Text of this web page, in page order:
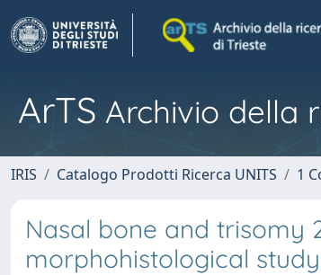
ArTS Archivio della
IRIS Catalogo Prodotti Ricerca UNITS 1
Nasal bone and trisomy
morphohistological study